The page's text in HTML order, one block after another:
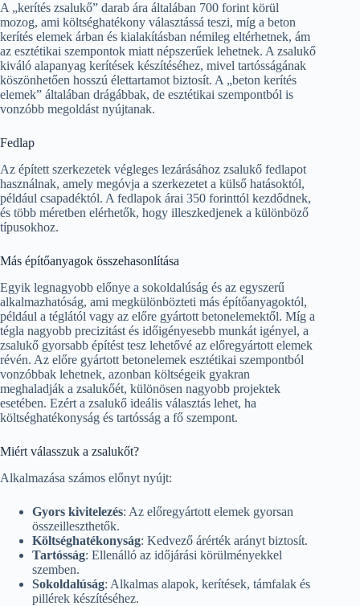
A „kerítés zsalukő” darab ára általában 700 forint körül
mozog, ami költséghatékony választássá teszi, míg a beton
kerítés elemek árban és kialakításban némileg eltérhetnek, ám
az esztétikai szempontok miatt népszerűek lehetnek. A zsalukő
kiváló alapanyag kerítések készítéséhez, mivel tartósságának
köszönhetően hosszú élettartamot biztosít. A „beton kerítés
elemek” általában drágábbak, de esztétikai szempontból is
vonzóbb megoldást nyújtanak.
Fedlap
Az épített szerkezetek végleges lezárásához zsalukő fedlapot
használnak, amely megóvja a szerkezetet a külső hatásoktól,
például csapadéktól. A fedlapok árai 350 forinttól kezdődnek,
és több méretben elérhetők, hogy illeszkedjenek a különböző
típusokhoz.
Más építőanyagok összehasonlítása
Egyik legnagyobb előnye a sokoldalúság és az egyszerű
alkalmazhatóság, ami megkülönbözteti más építőanyagoktól,
például a téglától vagy az előre gyártott betonelemektől. Míg a
tégla nagyobb precizitást és időigényesebb munkát igényel, a
zsalukő gyorsabb építést tesz lehetővé az előregyártott elemek
révén. Az előre gyártott betonelemek esztétikai szempontból
vonzóbbak lehetnek, azonban költségeik gyakran
meghaladják a zsalukőét, különösen nagyobb projektek
esetében. Ezért a zsalukő ideális választás lehet, ha
költséghatékonyság és tartósság a fő szempont.
Miért válasszuk a zsalukőt?
Alkalmazása számos előnyt nyújt:
Gyors kivitelezés: Az előregyártott elemek gyorsan
összeilleszthetők.
Költséghatékonyság: Kedvező árérték arányt biztosít.
Tartósság: Ellenálló az időjárási körülményekkel
szemben.
Sokoldalúság: Alkalmas alapok, kerítések, támfalak és
pillérek készítéséhez.